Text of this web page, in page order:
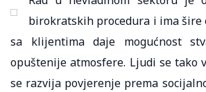
birokratskih procedura i ima šire
sa klijentima daje mogućnost
opuštenije atmosfere. Ljudi se tako
se razvija povjerenje prema